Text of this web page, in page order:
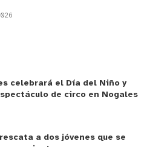
salen a la playa, como
aves enfermas o
por el virus de
implica un riesgo.
que podrían vivir
con el virus y por
El contagio podría
directo de los
celebrará el Día del Niño y
de circo en Nogales
a dos jóvenes que se